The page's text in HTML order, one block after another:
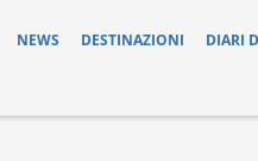
NEWS DESTINAZIONI DIARI